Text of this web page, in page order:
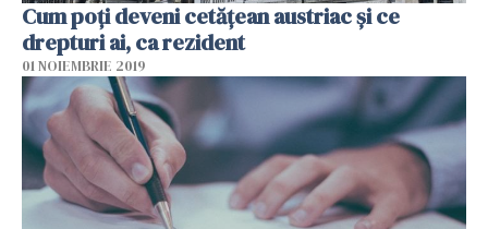
Cum poți deveni cetățean austriac și ce
drepturi ai, ca rezident
01 NOIEMBRIE 2019